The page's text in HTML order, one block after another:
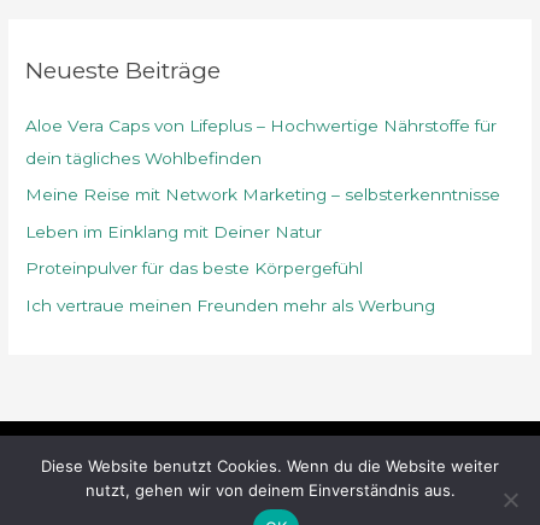
c
:
Neueste Beiträge
Aloe Vera Caps von Lifeplus – Hochwertige Nährstoffe für
dein tägliches Wohlbefinden
Meine Reise mit Network Marketing – selbsterkenntnisse
Leben im Einklang mit Deiner Natur
Proteinpulver für das beste Körpergefühl
Ich vertraue meinen Freunden mehr als Werbung
Copyright © 2026naturundlebensgenuss
Impressum
Diese Website benutzt Cookies. Wenn du die Website weiter
nutzt, gehen wir von deinem Einverständnis aus.